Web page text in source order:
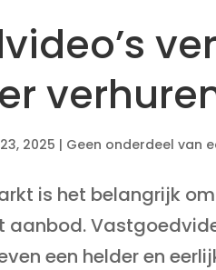
2025 | Geen onderdeel van
is het belangrijk
aanbod.
een helder en